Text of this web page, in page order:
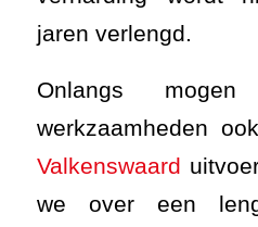
jaren verlengd.
Onlangs
werkzaamheden
Valkenswaard
we over een